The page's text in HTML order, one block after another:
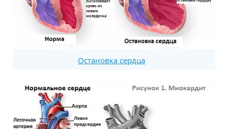
Остановка сердца